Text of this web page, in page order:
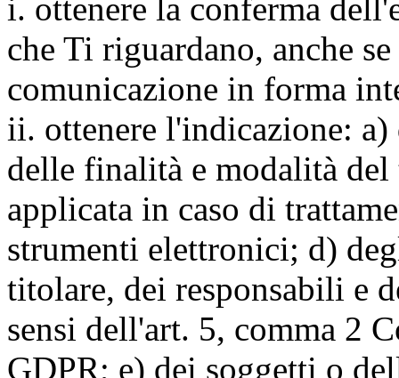
i. ottenere la conferma
che Ti riguardano, anche
comunicazione in forma
ii. ottenere l'indicazione:
delle finalità e modalità
applicata in caso di
strumenti elettronici; d)
titolare, dei responsabili e
sensi dell'art. 5, comma 2
GDPR; e) dei soggetti o